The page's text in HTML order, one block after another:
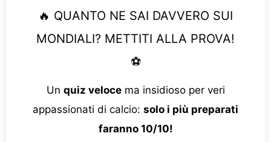
🔥 QUANTO NE SAI DAVVERO SUI
MONDIALI? METTITI ALLA PROVA!
⚽
Un quiz velocema insidioso per veri
appassionati di calcio: solo i più preparati
faranno 10/10!